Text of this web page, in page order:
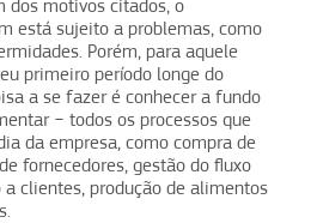
dos motivos citados, o
está sujeito a problemas, como
Porém, para aquele
primeiro período longe do
a se fazer é conhecer a fundo
− todos os processos que
da empresa, como compra de
fornecedores, gestão do fluxo
clientes, produção de alimentos